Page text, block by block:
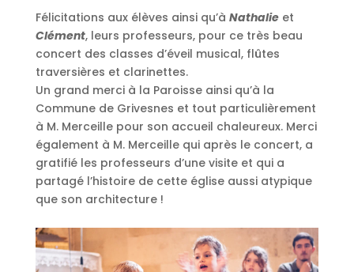
Félicitations aux élèves ainsi qu’à Nathalieet
Clément, leurs professeurs, pour ce très beau
concert des classes d’éveil musical, flûtes
traversières et clarinettes.
Un grand merci à la Paroisse ainsi qu’à la
Commune de Grivesnes et tout particulièrement
à M. Merceille pour son accueil chaleureux. Merci
également à M. Merceille qui après le concert, a
gratifié les professeurs d’une visite et qui a
partagé l’histoire de cette église aussi atypique
que son architecture !